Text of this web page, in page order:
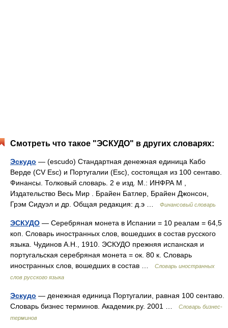
Смотреть что такое "ЭСКУДО" в других словарях:
Эскудо — (escudo) Стандартная денежная единица Кабо
Верде (CV Esc) и Португалии (Esc), состоящая из 100 сентаво.
Финансы. Толковый словарь. 2 е изд. М.: ИНФРА М ,
Издательство Весь Мир . Брайен Батлер, Брайен Джонсон,
Грэм Сидуэл и др. Общая редакция: д.э …
Финансовый словарь
ЭСКУДО — Серебряная монета в Испании = 10 реалам = 64,5
коп. Словарь иностранных слов, вошедших в состав русского
языка. Чудинов А.Н., 1910. ЭСКУДО прежняя испанская и
португальская серебряная монета = ок. 80 к. Словарь
иностранных слов, вошедших в состав …
Словарь иностранных
слов русского языка
Эскудо — денежная единица Португалии, равная 100 сентаво.
Словарь бизнес терминов. Академик.ру. 2001 …
Словарь бизнес-
терминов